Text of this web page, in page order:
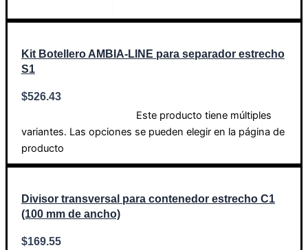
Kit Botellero AMBIA-LINE para separador estrecho
S1
$526.43
Este producto tiene múltiples
variantes. Las opciones se pueden elegir en la página de
producto
Divisor transversal para contenedor estrecho C1
(100 mm de ancho)
$169.55